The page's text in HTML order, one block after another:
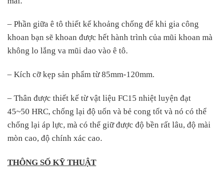
– Phần giữa ê tô thiết kế khoảng chống để khi gia công
khoan bạn sẽ khoan được hết hành trình của mũi khoan mà
không lo lắng va mũi dao vào ê tô.
– Kích cỡ kẹp sản phẩm từ 85mm-120mm.
– Thân được thiết kế từ vật liệu FC15 nhiệt luyện đạt
45~50 HRC, chống lại độ uốn và bẻ cong tốt và nó có thể
chống lại áp lực, mà có thể giữ được độ bền rất lâu, độ mài
mòn cao, độ chính xác cao.
THÔNG SỐ KỸ THUẬT